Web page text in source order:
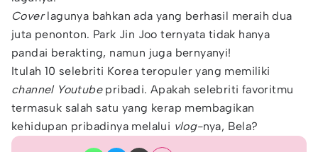
Coverlagunya bahkan ada yang berhasil meraih dua
juta penonton. Park Jin Joo ternyata tidak hanya
pandai berakting, namun juga bernyanyi!
Itulah 10 selebriti Korea teropuler yang memiliki
channel Youtubepribadi. Apakah selebriti favoritmu
termasuk salah satu yang kerap membagikan
kehidupan pribadinya melalui vlog-nya, Bela?